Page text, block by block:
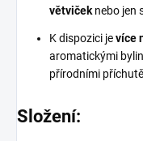
větviček nebo jen
K dispozici jevíce
aromatickými
přírodními
Složení: